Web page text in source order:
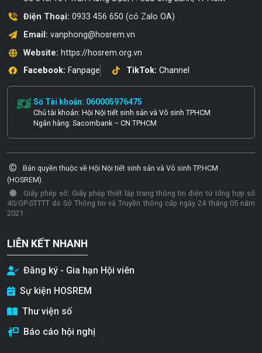
Điện Thoại: 0933 456 650 (có Zalo OA)
Email: vanphong@hosrem.vn
Website: https://hosrem.org.vn
Facebook: Fanpage TikTok: Channel
Số Tài khoản: 060005976475
Chủ tài khoản: Hội Nội tiết sinh sản và Vô sinh TPHCM
Ngân hàng: Sacombank – CN TPHCM
Bản quyền thuộc về Hội Nội tiết sinh sản và Vô sinh TP.HCM
(HOSREM).
Giấy phép số: Giấy phép thiết lập trang thông tin điện tử tổng hợp số
40/GP-STTTT do Sở Thông tin và Truyền thông cấp ngày 24 tháng 05 năm
2021.
LIÊN KẾT NHANH
Đăng ký - Gia hạn Hội viên
Sự kiện HOSREM
Thư viện số
Báo cáo hội nghị